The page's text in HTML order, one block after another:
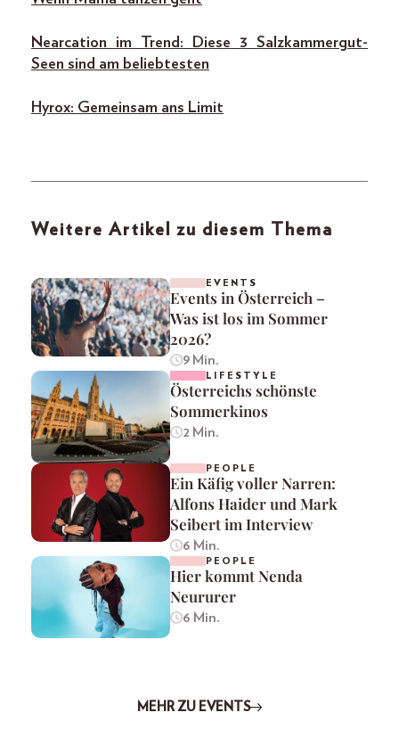
Nearcation im Trend: Diese 3 Salzkammergut-
Seen sind am beliebtesten
Hyrox: Gemeinsam ans Limit
Weitere Artikel zu diesem Thema
EVENTS
Events in Österreich –
Was ist los im Sommer
2026?
9 Min.
LIFESTYLE
Österreichs schönste
Sommerkinos
2 Min.
PEOPLE
Ein Käfig voller Narren:
Alfons Haider und Mark
Seibert im Interview
6 Min.
PEOPLE
Hier kommt Nenda
Neururer
6 Min.
MEHR ZU EVENTS